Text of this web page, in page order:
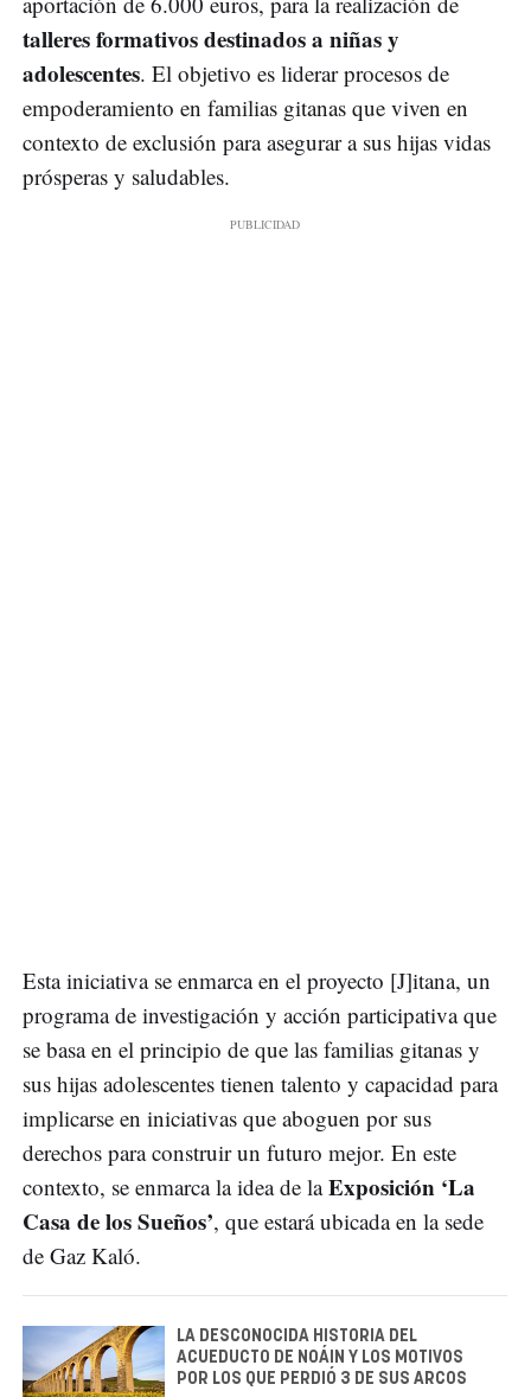
talleres formativos destinados a niñas y
adolescentes. El objetivo es liderar procesos de
empoderamiento en familias gitanas que viven en
contexto de exclusión para asegurar a sus hijas vidas
prósperas y saludables.
Esta iniciativa se enmarca en el proyecto [J]itana, un
programa de investigación y acción participativa que
se basa en el principio de que las familias gitanas y
sus hijas adolescentes tienen talento y capacidad para
implicarse en iniciativas que aboguen por sus
derechos para construir un futuro mejor. En este
contexto, se enmarca la idea de laExposición ‘La
Casa de los Sueños’, que estará ubicada en la sede
de Gaz Kaló.
LA DESCONOCIDA HISTORIA DEL
ACUEDUCTO DE NOÁIN Y LOS MOTIVOS
POR LOS QUE PERDIÓ 3 DE SUS ARCOS